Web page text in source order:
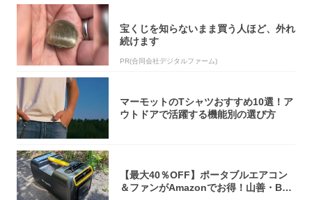
宝くじを知らないまま買う人ほど、外れ
続けます
PR(合同会社デジタルファーム)
マーモットのTシャツおすすめ10選！ア
ウトドアで活躍する機能別の選び方
【最大40％OFF】ポータブルエアコン
＆ファンがAmazonでお得！山善・Bo